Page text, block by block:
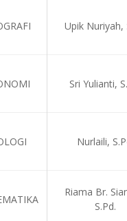
Upik Nuriyah,
Sri Yulianti,
Nurlaili,
Riama Br.
S.Pd.